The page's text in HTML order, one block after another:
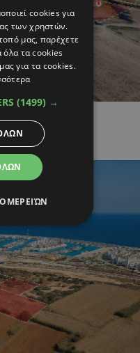
Αλαμινό,
cookies για
των χρηστών.
μας, παρέχετε
όλα τα cookies
για τα cookies.
(1499) →